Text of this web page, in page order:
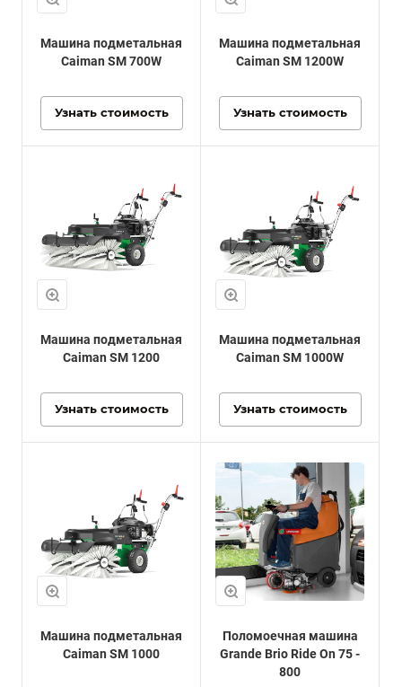
Машина подметальная
Caiman SM 700W
Узнать стоимость
Машина подметальная
Caiman SM 1200W
Узнать стоимость
Машина подметальная
Caiman SM 1200
Узнать стоимость
Машина подметальная
Caiman SM 1000W
Узнать стоимость
Машина подметальная
Caiman SM 1000
Поломоечная машина
Grande Brio Ride On 75 -
800